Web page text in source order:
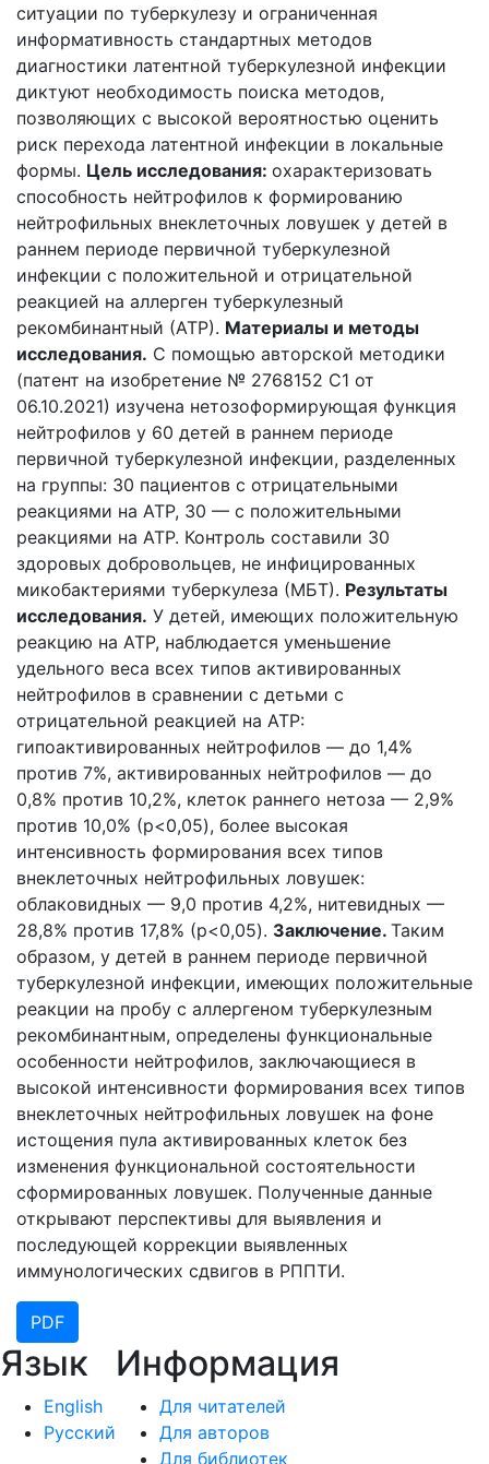
ситуации по туберкулезу и ограниченная
информативность стандартных методов
диагностики латентной туберкулезной инфекции
диктуют необходимость поиска методов,
позволяющих с высокой вероятностью оценить
риск перехода латентной инфекции в локальные
формы. Цель исследования: охарактеризовать
способность нейтрофилов к формированию
нейтрофильных внеклеточных ловушек у детей в
раннем периоде первичной туберкулезной
инфекции с положительной и отрицательной
реакцией на аллерген туберкулезный
рекомбинантный (АТР). Материалы и методы
исследования. С помощью авторской методики
(патент на изобретение № 2768152 C1 от
06.10.2021) изучена нетозоформирующая функция
нейтрофилов у 60 детей в раннем периоде
первичной туберкулезной инфекции, разделенных
на группы: 30 пациентов с отрицательными
реакциями на АТР, 30 — с положительными
реакциями на АТР. Контроль составили 30
здоровых добровольцев, не инфицированных
микобактериями туберкулеза (МБТ). Результаты
исследования. У детей, имеющих положительную
реакцию на АТР, наблюдается уменьшение
удельного веса всех типов активированных
нейтрофилов в сравнении с детьми с
отрицательной реакцией на АТР:
гипоактивированных нейтрофилов — до 1,4%
против 7%, активированных нейтрофилов — до
0,8% против 10,2%, клеток раннего нетоза — 2,9%
против 10,0% (p<0,05), более высокая
интенсивность формирования всех типов
внеклеточных нейтрофильных ловушек:
облаковидных — 9,0 против 4,2%, нитевидных —
28,8% против 17,8% (p<0,05). Заключение. Таким
образом, у детей в раннем периоде первичной
туберкулезной инфекции, имеющих положительные
реакции на пробу с аллергеном туберкулезным
рекомбинантным, определены функциональные
особенности нейтрофилов, заключающиеся в
высокой интенсивности формирования всех типов
внеклеточных нейтрофильных ловушек на фоне
истощения пула активированных клеток без
изменения функциональной состоятельности
сформированных ловушек. Полученные данные
открывают перспективы для выявления и
последующей коррекции выявленных
иммунологических сдвигов в РППТИ.
PDF
Язык
English
Русский
Информация
Для читателей
Для авторов
Для библиотек